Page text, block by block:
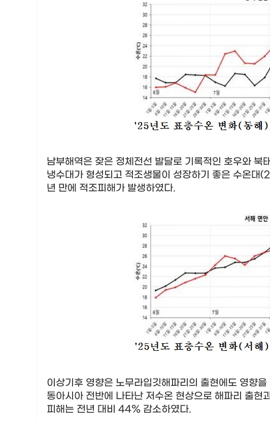
남부해역은 잦은 정체전선 발달로 기록적인 호우와 북
냉수대가 형성되고 적조생물이 성장하기 좋은 수온대
년 만에 적조피해가 발생하였다.
이상기후 영향은 노무라입깃해파리의 출현에도 영향을
동아시아 전반에 나타난 저수온 현상으로 해파리 출현
피해는 전년 대비 44% 감소하였다.